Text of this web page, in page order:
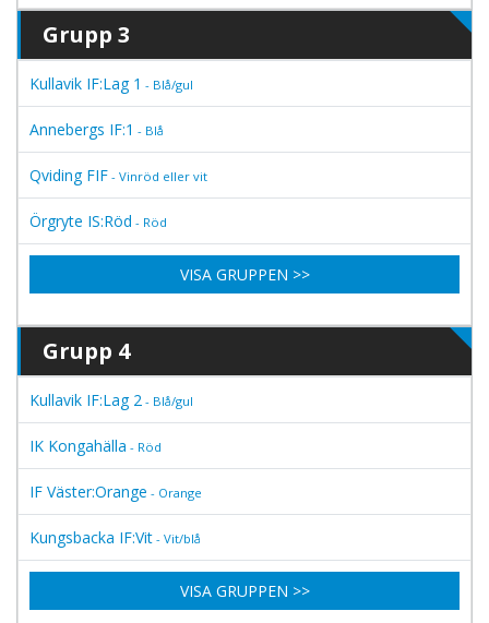
Grupp 3
Kullavik IF:Lag 1 - Blå/gul
Annebergs IF:1 - Blå
Qviding FIF - Vinröd eller vit
Örgryte IS:Röd - Röd
VISA GRUPPEN >>
Grupp 4
Kullavik IF:Lag 2 - Blå/gul
IK Kongahälla - Röd
IF Väster:Orange - Orange
Kungsbacka IF:Vit - Vit/blå
VISA GRUPPEN >>